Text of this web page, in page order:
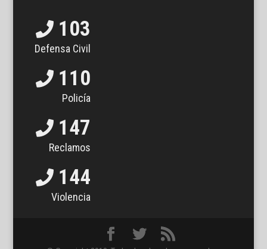
103
Defensa Civil
110
Policía
147
Reclamos
144
Violencia